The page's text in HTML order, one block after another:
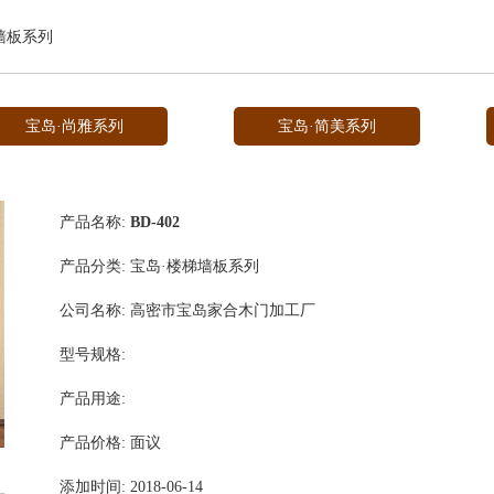
板系列
宝岛·尚雅系列 宝岛·简美系列
产品名称: BD-402
产品分类: 宝岛·楼梯墙板系列
公司名称: 高密市宝岛家合木门加工厂
型号规格:
产品用途:
产品价格: 面议
添加时间: 2018-06-14